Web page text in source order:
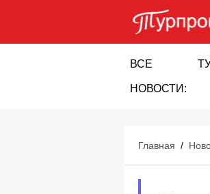
ВСЕ
НОВОСТИ:
Главная /